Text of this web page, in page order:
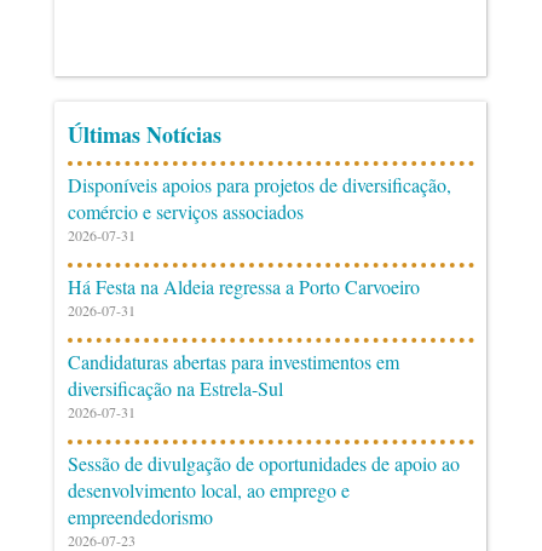
Últimas Notícias
Disponíveis apoios para projetos de diversificação,
comércio e serviços associados
2026-07-31
Há Festa na Aldeia regressa a Porto Carvoeiro
2026-07-31
Candidaturas abertas para investimentos em
diversificação na Estrela-Sul
2026-07-31
Sessão de divulgação de oportunidades de apoio ao
desenvolvimento local, ao emprego e
empreendedorismo
2026-07-23